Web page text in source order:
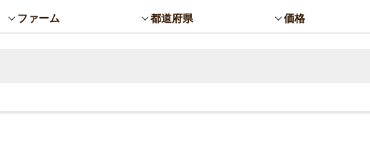
ファーム 都道府県 価格